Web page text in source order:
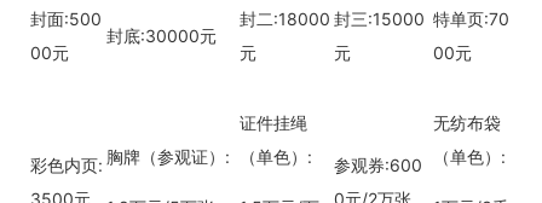
封面:500
00元
封底:30000元
封二:18000
元
封三:15000
元
特单页:70
00元
彩色内页:
3500元
胸牌（参观证）:
证件挂绳
（单色）:
参观券:600
0元/2万张
无纺布袋
（单色）: